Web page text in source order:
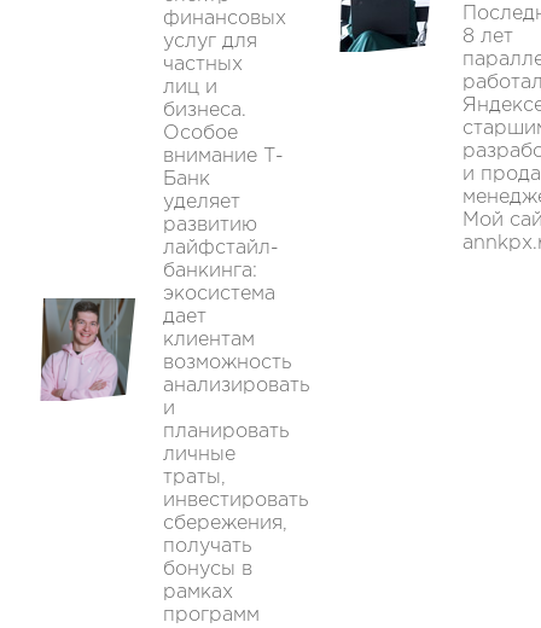
финансовых
услуг для
частных
лиц и
бизнеса.
Особое
внимание Т-
Банк
уделяет
развитию
лайфстайл-
банкинга:
экосистема
дает
клиентам
возможность
анализировать
и
планировать
личные
траты,
инвестировать
сбережения,
получать
бонусы в
рамках
программ
8 лет
и
Мой